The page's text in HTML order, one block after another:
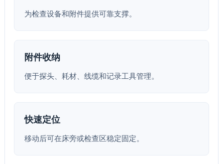
为检查设备和附件提供可靠支撑。
附件收纳
便于探头、耗材、线缆和记录工具管理。
快速定位
移动后可在床旁或检查区稳定固定。